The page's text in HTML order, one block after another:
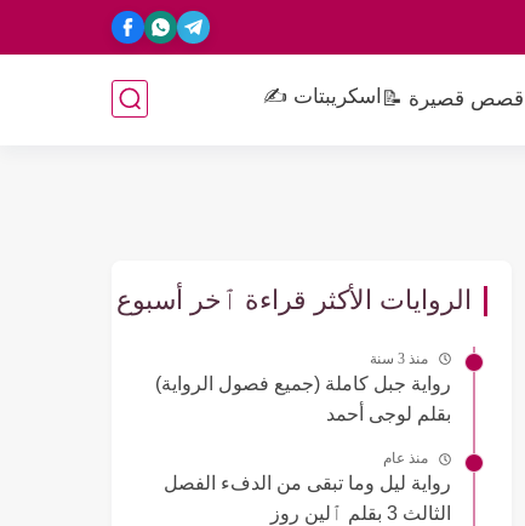
قصص قصيرة 📝 اسكريبتات ✍️
الروايات الأكثر قراءة ٱخر أسبوع
منذ 3 سنة
رواية جبل كاملة (جميع فصول الرواية)
بقلم لوجى أحمد
منذ عام
رواية ليل وما تبقى من الدفء الفصل
الثالث 3 بقلم ٱلين روز